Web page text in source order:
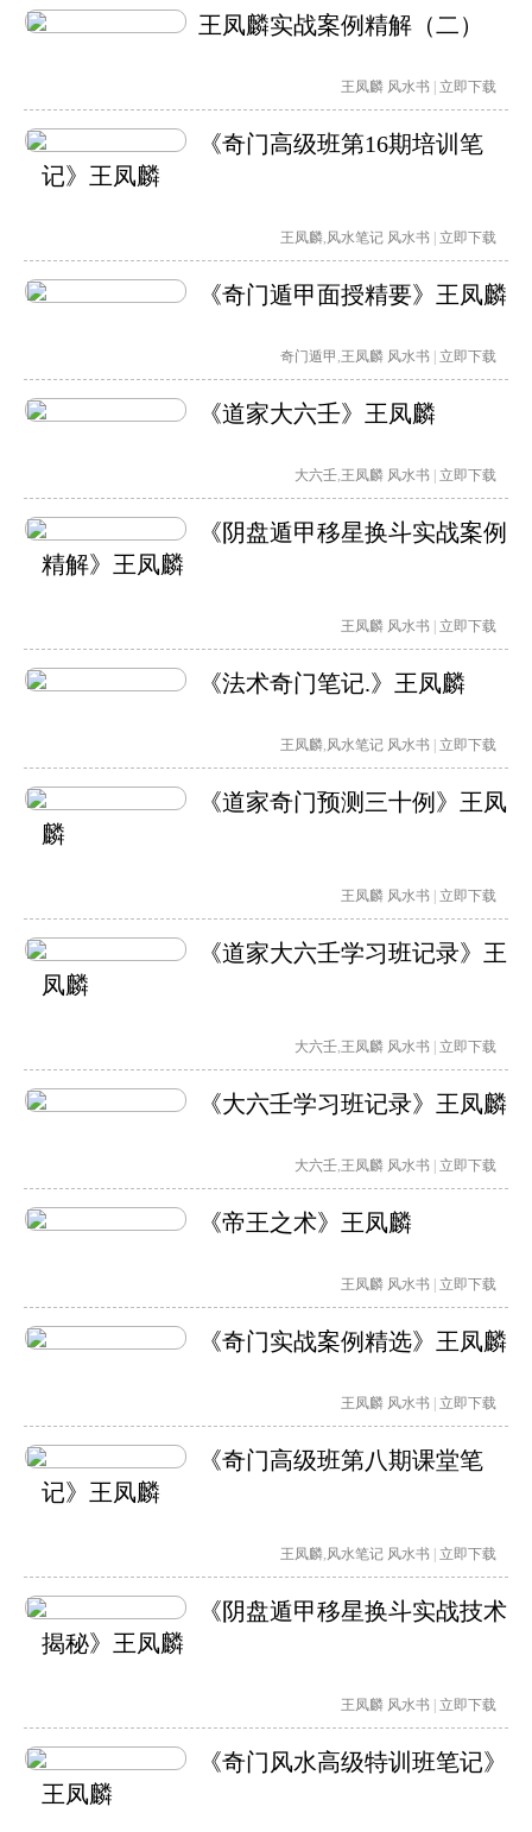
王凤麟实战案例精解（二）
王凤麟 风水书 立即下载
《奇门高级班第16期培训笔
记》王凤麟
王凤麟,风水笔记 风水书 立即下载
《奇门遁甲面授精要》王凤麟
奇门遁甲 ,王凤麟 风水书 立即下载
《道家大六壬》王凤麟
大六壬,王凤麟 风水书 立即下载
《阴盘遁甲移星换斗实战案例
精解》王凤麟
王凤麟 风水书 立即下载
《法术奇门笔记.》王凤麟
王凤麟,风水笔记 风水书 立即下载
《道家奇门预测三十例》王凤
麟
王凤麟 风水书 立即下载
《道家大六壬学习班记录》王
凤麟
大六壬,王凤麟 风水书 立即下载
《大六壬学习班记录》王凤麟
大六壬,王凤麟 风水书 立即下载
《帝王之术》王凤麟
王凤麟 风水书 立即下载
《奇门实战案例精选》王凤麟
王凤麟 风水书 立即下载
《奇门高级班第八期课堂笔
记》王凤麟
王凤麟,风水笔记 风水书 立即下载
《阴盘遁甲移星换斗实战技术
揭秘》王凤麟
王凤麟 风水书 立即下载
《奇门风水高级特训班笔记》
王凤麟